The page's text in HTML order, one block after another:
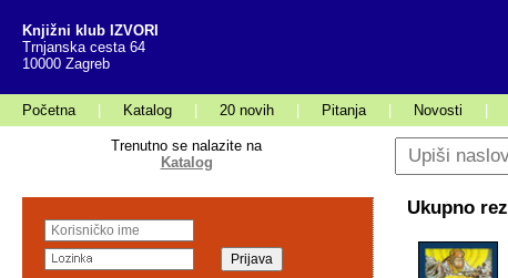
Knjižni klub IZVORI
Trnjanska cesta 64
10000 Zagreb
Početna Katalog 20 novih Pitanja Novosti
Trenutno se nalazite na
Katalog
Ukupno